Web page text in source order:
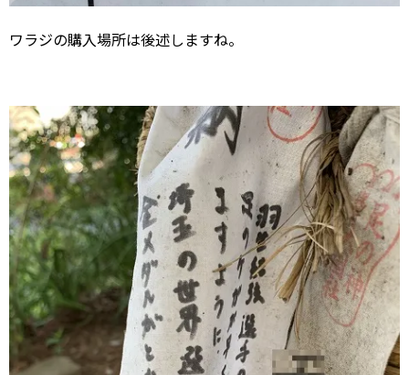
ワラジの購入場所は後述しますね。